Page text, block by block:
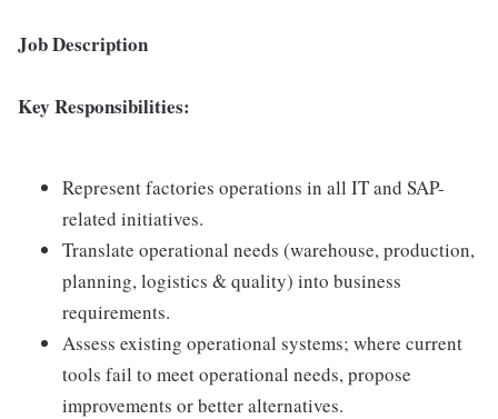
Job Description
Key Responsibilities:
Represent factories operations in all IT and SAP-
related initiatives.
Translate operational needs (warehouse, production,
planning, logistics & quality) into business
requirements.
Assess existing operational systems; where current
tools fail to meet operational needs, propose
improvements or better alternatives.